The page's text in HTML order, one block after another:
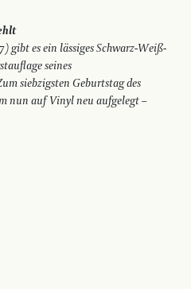
gibt es ein lässiges Schwarz-Weiß-
seines
siebzigsten Geburtstag des
nun auf Vinyl neu ­aufgelegt –